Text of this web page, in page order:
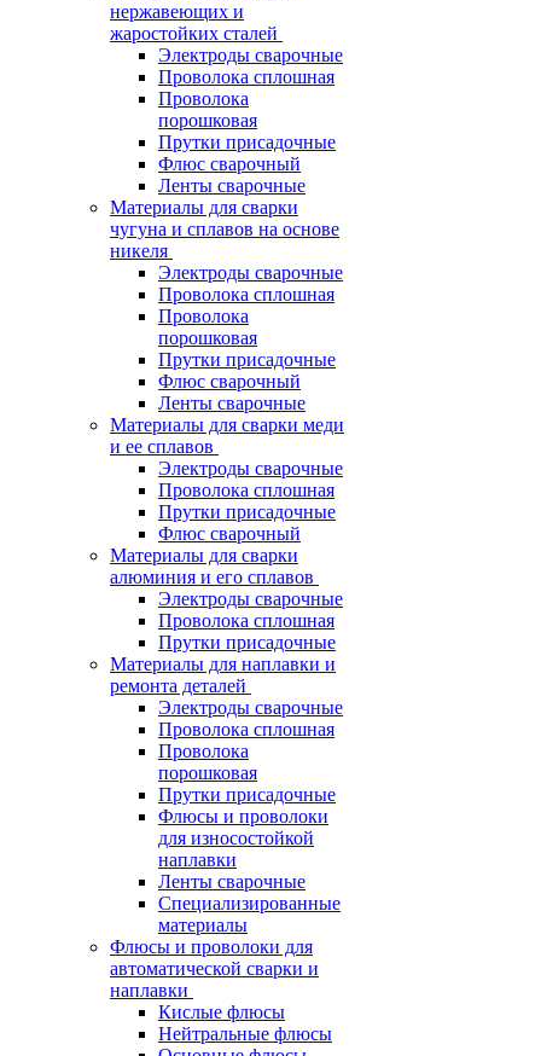
нержавеющих и
жаростойких сталей
Электроды сварочные
Проволока сплошная
Проволока
порошковая
Прутки присадочные
Флюс сварочный
Ленты сварочные
Материалы для сварки
чугуна и сплавов на основе
никеля
Электроды сварочные
Проволока сплошная
Проволока
порошковая
Прутки присадочные
Флюс сварочный
Ленты сварочные
Материалы для сварки меди
и ее сплавов
Электроды сварочные
Проволока сплошная
Прутки присадочные
Флюс сварочный
Материалы для сварки
алюминия и его сплавов
Электроды сварочные
Проволока сплошная
Прутки присадочные
Материалы для наплавки и
ремонта деталей
Электроды сварочные
Проволока сплошная
Проволока
порошковая
Прутки присадочные
Флюсы и проволоки
для износостойкой
наплавки
Ленты сварочные
Специализированные
материалы
Флюсы и проволоки для
автоматической сварки и
наплавки
Кислые флюсы
Нейтральные флюсы